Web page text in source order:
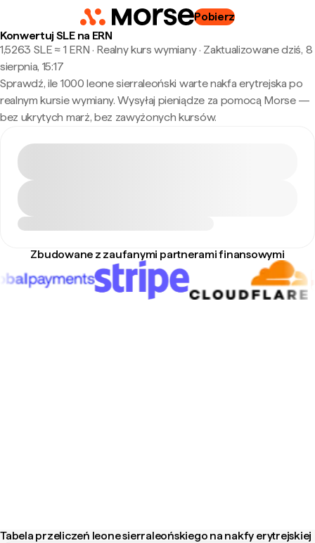
Pobierz
Konwertuj SLE na ERN
1,5263 SLE ≈ 1 ERN · Realny kurs wymiany· Zaktualizowane dziś, 8
sierpnia, 15:17
Sprawdź, ile 1000 leone sierraleoński warte nakfa erytrejska po
realnym kursie wymiany. Wysyłaj pieniądze za pomocą Morse —
bez ukrytych marż, bez zawyżonych kursów.
Zbudowane z zaufanymi partnerami finansowymi
Tabela przeliczeń leone sierraleońskiego na nakfy erytrejskiej